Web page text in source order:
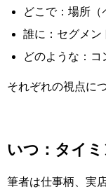
どこで：場所
誰に：セグメン
どのような：
それぞれの視点に
いつ：タイ
筆者は仕事柄、実